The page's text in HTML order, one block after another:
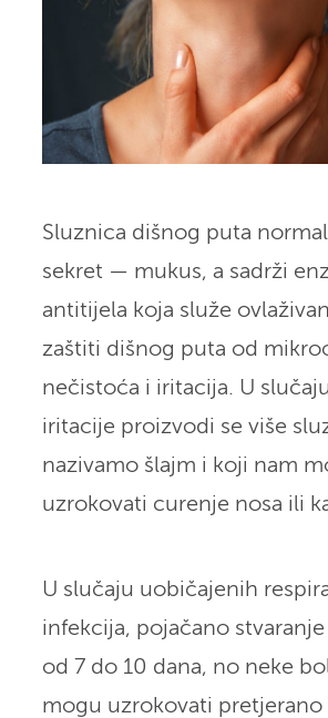
Sluznica dišnog puta
sekret — mukus, a sadrži
antitijela koja služe
zaštiti dišnog puta od
nečistoća i iritacija. U
iritacije proizvodi se više
nazivamo šlajm i koji nam
uzrokovati curenje nosa ili
U slučaju uobičajenih
infekcija, pojačano
od 7 do 10 dana, no neke
mogu uzrokovati pretjerano